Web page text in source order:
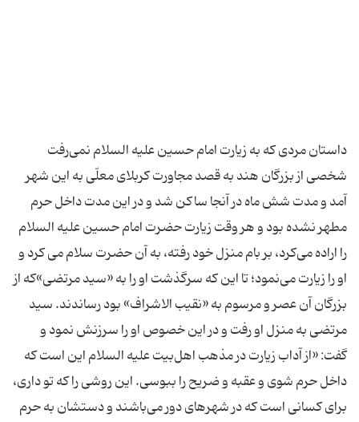
داستان مردی که به زیارت امام حسین علیه السلام نمی‌رفت
شخصی از بزرگان هند به قصد مجاورت کربلای معلّی به این شهر
آمد و مدت شش ماه در آنجا ساکن شد و در این مدت داخل حرم
مطهر نشده بود و هر وقت زیارت حضرت امام حسین علیه السلام
را اراده می‌کرد، بر بام منزل خود رفته، به آن حضرت سلام می کرد و
او را زیارت می‌نمود؛ تا این که سرگذشت او را به «سید مرتضی»که از
بزرگان آن عصر و مرسوم به «نقیب الاشراف» بود رساندند. سید
مرتضی به منزل او رفت و در این خصوص او را سرزنش نمود و
گفت: «از آداب زیارت در مذهب اهل‌بیت علیه السلام این است که
داخل حرم شوی و عقبه و ضریح را ببوسی. این روشی را که تو داری،
برای کسانی است که در شهرهای دور می‌باشند و دستشان به حرم